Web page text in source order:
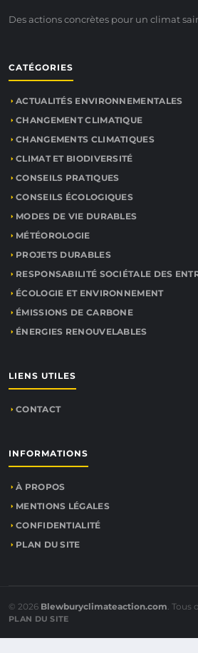
Des actions concrètes pour un climat
CATÉGORIES
ACTUALITÉS ENVIRONNEMENTALES
CHANGEMENT CLIMATIQUE
CHANGEMENTS CLIMATIQUES
CLIMAT ET BIODIVERSITÉ
CONSEILS PRATIQUES
CONSEILS ÉCOLOGIQUES
MODES DE VIE DURABLES
MÉTÉOROLOGIE
PROJETS DURABLES
RESPONSABILITÉ SOCIÉTALE DES
ÉCOLOGIE ET ENVIRONNEMENT
ÉMISSIONS DE CARBONE
ÉNERGIES RENOUVELABLES
LIENS UTILES
CONTACT
INFORMATIONS
À PROPOS
MENTIONS LÉGALES
CONFIDENTIALITÉ
PLAN DU SITE
© 2026 Blewburyclimateaction.com. Tous
PLAN DU SITE